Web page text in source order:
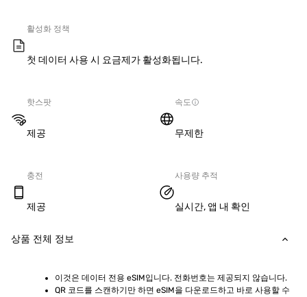
활성화 정책
첫 데이터 사용 시 요금제가 활성화됩니다.
핫스팟
제공
속도
무제한
충전
제공
사용량 추적
실시간, 앱 내 확인
상품 전체 정보
이것은 데이터 전용 eSIM입니다. 전화번호는 제공되지 않습니다.
QR 코드를 스캔하기만 하면 eSIM을 다운로드하고 바로 사용할 수